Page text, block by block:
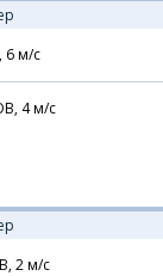
6м/с
4м/с
2м/с